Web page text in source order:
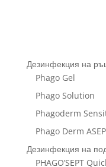
Дезинфекция на
Phago Gel
Phago Solution
Phagoderm
Phago Derm
Дезинфекция на
PHAGO’SEPT